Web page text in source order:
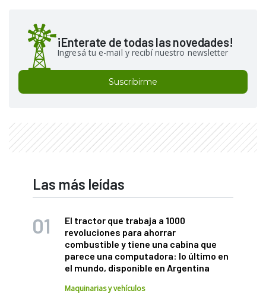
¡Enterate de todas las novedades!
Ingresá tu e-mail y recibí nuestro newsletter
Suscribirme
Las más leídas
El tractor que trabaja a 1000
revoluciones para ahorrar
combustible y tiene una cabina que
parece una computadora: lo último en
el mundo, disponible en Argentina
Maquinarias y vehículos